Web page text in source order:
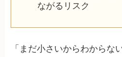
ながるリスク
「まだ小さいからわからな